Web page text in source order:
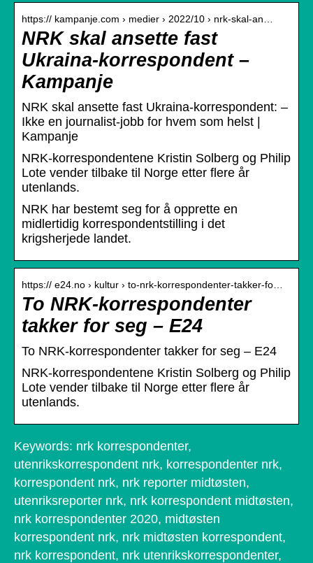
https:// kampanje.com › medier › 2022/10 › nrk-skal-an…
NRK skal ansette fast
Ukraina-korrespondent –
Kampanje
NRK skal ansette fast Ukraina-korrespondent: –
Ikke en journalist-jobb for hvem som helst |
Kampanje
NRK-korrespondentene Kristin Solberg og Philip
Lote vender tilbake til Norge etter flere år
utenlands.
NRK har bestemt seg for å opprette en
midlertidig korrespondentstilling i det
krigsherjede landet.
https:// e24.no › kultur › to-nrk-korrespondenter-takker-fo…
To NRK-korrespondenter
takker for seg – E24
To NRK-korrespondenter takker for seg – E24
NRK-korrespondentene Kristin Solberg og Philip
Lote vender tilbake til Norge etter flere år
utenlands.
Keywords: nrk korrespondenter,
utenrikskorrespondent nrk, korrespondenter nrk,
korrespondent nrk, nrk reporter midtøsten,
utenriksreporter nrk, nrk korrespondent midtøsten,
nrk korrespondenter 2020, midtøsten
korrespondent nrk, nrk midtøsten korrespondent,
nrk korrespondent, nrk utenrikskorrespondenter,